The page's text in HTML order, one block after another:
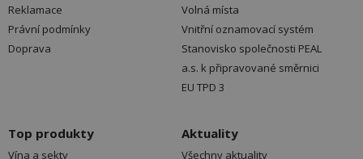
Reklamace
Právní podmínky
Doprava
Volná místa
Vnitřní oznamovací systém
Stanovisko společnosti PEAL
a.s. k připravované směrnici
EU TPD 3
Top produkty
Vína a sekty
Aktuality
Všechny aktuality